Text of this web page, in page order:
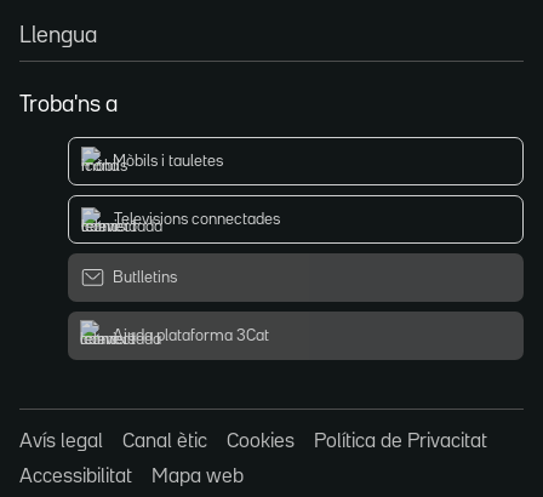
Llengua
Troba'ns a
Mòbils i tauletes
Televisions connectades
Butlletins
Ajuda plataforma 3Cat
Avís legal Canal ètic Cookies
Política de Privacitat
Accessibilitat
Mapa web